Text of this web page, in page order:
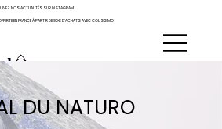
NOS ACTUALITÉS SUR INSTAGRAM
EN FRANCE À PARTIR DE 90€ D'ACHATS AVEC COLISSIMO
DU NATURO